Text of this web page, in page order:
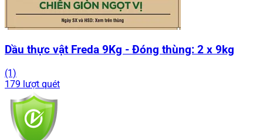
Dầu thực vật Freda 9Kg - Đóng thùng: 2 x 9kg
(1)
179 lượt quét